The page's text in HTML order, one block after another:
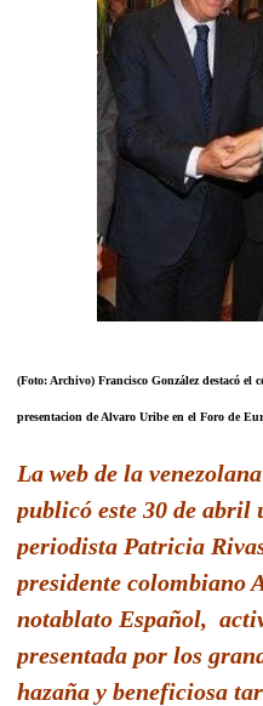
(Foto: Archivo) Francisco González destacó el
presentacion de Alvaro Uribe en el Foro de
La web de la venezolana
publicó este 30 de abril
periodista Patricia
presidente colombiano
notablato Español,
presentada por los
hazaña y beneficiosa